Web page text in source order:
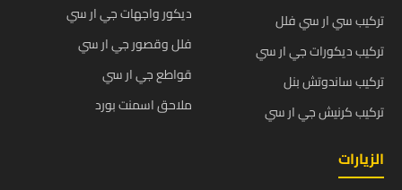
تركيب سي ار سي فلل
تركيب ديكورات جي ار سي
تركيب ساندوتش بنل
تركيب كرنيش جي ار سي
ديكور واجهات جي ار سي
فلل وقصور جي ار سي
قواطع جي ار سي
ملاحق اسمنت بورد
الزيارات